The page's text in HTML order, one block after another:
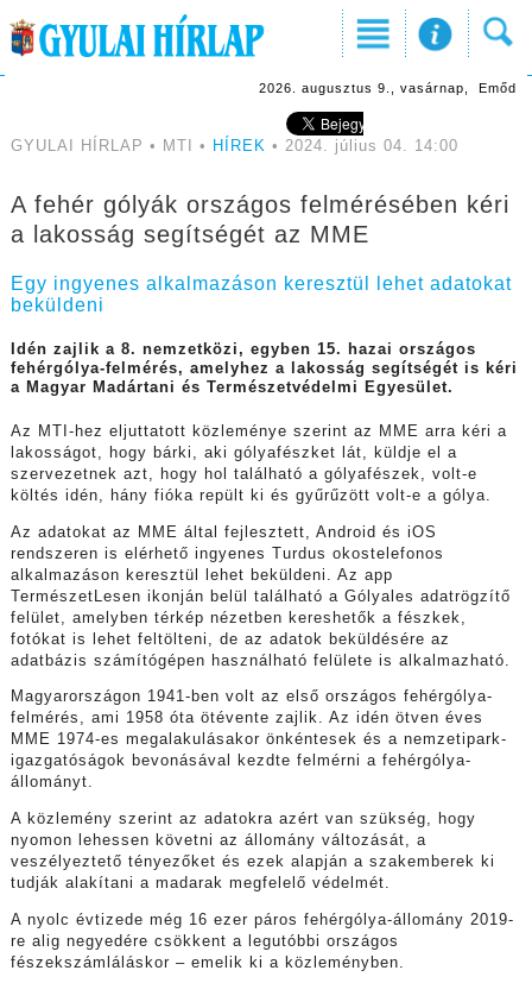
2026. augusztus 9., vasárnap, Emőd
GYULAI HÍRLAP • MTI • HÍREK • 2024. július 04. 14:00
A fehér gólyák országos felmérésében kéri
a lakosság segítségét az MME
Egy ingyenes alkalmazáson keresztül lehet adatokat
beküldeni
Idén zajlik a 8. nemzetközi, egyben 15. hazai országos
fehérgólya-felmérés, amelyhez a lakosság segítségét is kéri
a Magyar Madártani és Természetvédelmi Egyesület.
Az MTI-hez eljuttatott közleménye szerint az MME arra kéri a
lakosságot, hogy bárki, aki gólyafészket lát, küldje el a
szervezetnek azt, hogy hol található a gólyafészek, volt-e
költés idén, hány fióka repült ki és gyűrűzött volt-e a gólya.
Az adatokat az MME által fejlesztett, Android és iOS
rendszeren is elérhető ingyenes Turdus okostelefonos
alkalmazáson keresztül lehet beküldeni. Az app
TermészetLesen ikonján belül található a Gólyales adatrögzítő
felület, amelyben térkép nézetben kereshetők a fészkek,
fotókat is lehet feltölteni, de az adatok beküldésére az
adatbázis számítógépen használható felülete is alkalmazható.
Magyarországon 1941-ben volt az első országos fehérgólya-
felmérés, ami 1958 óta ötévente zajlik. Az idén ötven éves
MME 1974-es megalakulásakor önkéntesek és a nemzetipark-
igazgatóságok bevonásával kezdte felmérni a fehérgólya-
állományt.
A közlemény szerint az adatokra azért van szükség, hogy
nyomon lehessen követni az állomány változását, a
veszélyeztető tényezőket és ezek alapján a szakemberek ki
tudják alakítani a madarak megfelelő védelmét.
A nyolc évtizede még 16 ezer páros fehérgólya-állomány 2019-
re alig negyedére csökkent a legutóbbi országos
fészekszámláláskor – emelik ki a közleményben.